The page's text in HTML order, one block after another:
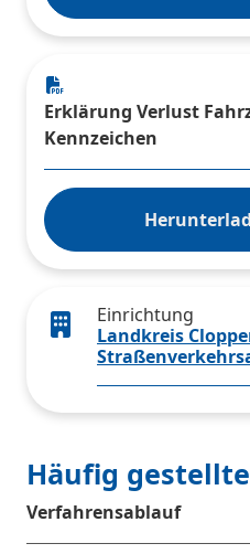
Erklärung Verlust
Kennzeichen
Einrichtung
Landkreis
Häufig
Verfahrensablauf